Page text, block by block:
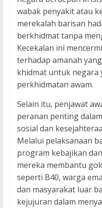
wabak penyakit atau
merekalah barisan
berkhidmat tanpa
Kecekalan ini
terhadap amanah
khidmat untuk negara
perkhidmatan awam.
Selain itu, penjawat
peranan penting
sosial dan
Melalui pelaksanaan
program kebajikan
mereka membantu
seperti B40, warga
dan masyarakat luar
kejujuran dalam